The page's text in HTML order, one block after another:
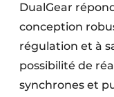
DualGear
conception
régulation et à
possibilité de
synchrones et